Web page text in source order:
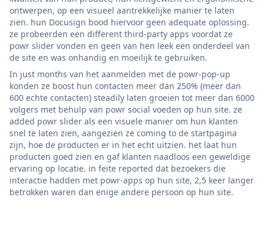
ontwerpen, op een visueel aantrekkelijke manier te laten
zien. hun Docusign bood hiervoor geen adequate oplossing.
ze probeerden een different third-party apps voordat ze
powr slider vonden en geen van hen leek een onderdeel van
de site en was onhandig en moeilijk te gebruiken.
In just months van het aanmelden met de powr-pop-up
konden ze boost hun contacten meer dan 250% (meer dan
600 echte contacten) steadily laten groeien tot meer dan 6000
volgers met behulp van powr social voeden op hun site. ze
added powr slider als een visuele manier om hun klanten
snel te laten zien, aangezien ze coming to de startpagina
zijn, hoe de producten er in het echt uitzien. het laat hun
producten goed zien en gaf klanten naadloos een geweldige
ervaring op locatie. in feite reported dat bezoekers die
interactie hadden met powr-apps op hun site, 2,5 keer langer
betrokken waren dan enige andere persoon op hun site.